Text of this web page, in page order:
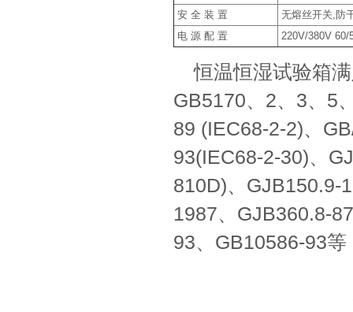
安 全 装 置
无熔丝开关,防
电 源 配 置
220V/380V 60/
恒温恒湿试验箱
GB5170、2、3、5
89 (IEC68-2-2)、
93(IEC68-2-30)、
810D)、GJB150.9-
1987、GJB360.8-
93、GB10586-93等